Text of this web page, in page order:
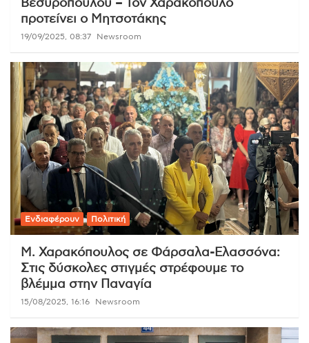
Βεσυρόπουλου – Τον Χαρακόπουλο
προτείνει ο Μητσοτάκης
19/09/2025, 08:37 Newsroom
Ενδιαφέρουν Πολιτική
Μ. Χαρακόπουλος σε Φάρσαλα-Ελασσόνα:
Στις δύσκολες στιγμές στρέφουμε το
βλέμμα στην Παναγία
15/08/2025, 16:16 Newsroom